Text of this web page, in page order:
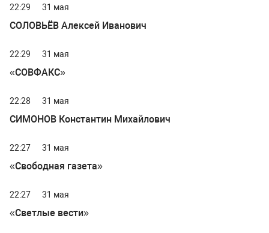
22:29 31 мая
СОЛОВЬЁВ Алексей Иванович
22:29 31 мая
«СОВФАКС»
22:28 31 мая
СИМОНОВ Константин Михайлович
22:27 31 мая
«Свободная газета»
22:27 31 мая
«Светлые вести»